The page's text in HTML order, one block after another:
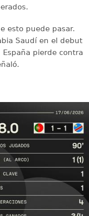
esto puede pasar.
Saudí en el debut
pierde contra